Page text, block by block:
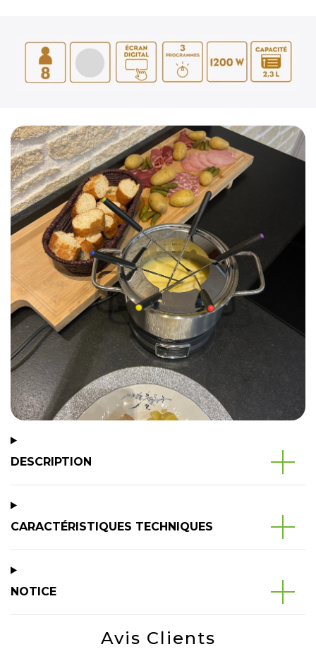
DESCRIPTION
CARACTÉRISTIQUES TECHNIQUES
NOTICE
Avis Clients